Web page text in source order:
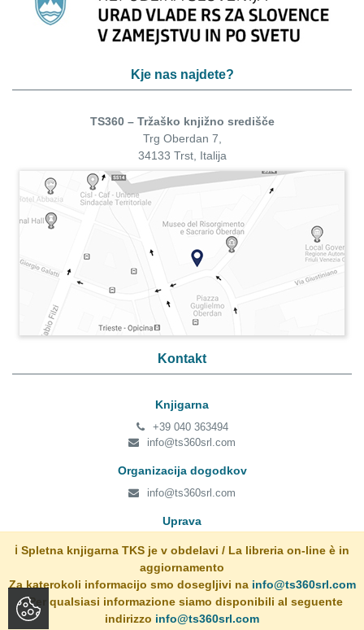
Kje nas najdete?
TS360 – Tržaško knjižno središče
Trg Oberdan 7,
34133 Trst, Italija
Kontakt
Knjigarna
+39 040 363494
info@ts360srl.com
Organizacija dogodkov
info@ts360srl.com
Uprava
admin@ts360srl.com
Copyright © 2017 - 2026 TS360 – Tržaško knjižno središče, Vse pravice
pridržane!
ℹ️ Spletna knjigarna TKS je v obdelavi / La libreria on-line è in
aggiornamento
Za katerokoli informacijo smo dosegljivi na info@ts360srl.com
/ Per qualsiasi informazione siamo disponibili al seguente
indirizzo info@ts360srl.com